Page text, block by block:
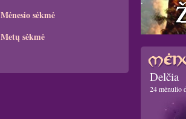
Mėnesio sėkmė
Metų sėkmė
Delčia
24 mėnulio